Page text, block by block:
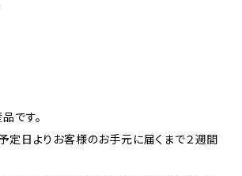
です。
定日よりお客様のお手元に届くまで２週間